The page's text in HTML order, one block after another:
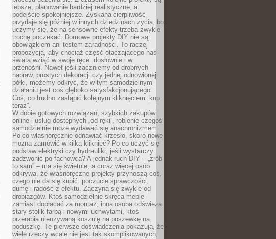
lepsze, planowanie bardziej realistyczne, a
podejście spokojniejsze. Zyskana cierpliwość
przydaje się później w innych dziedzinach życia, bo
uczymy się, że na sensowne efekty trzeba zwykle
trochę poczekać. Domowe projekty DIY nie są
obowiązkiem ani testem zaradności. To raczej
propozycja, aby chociaż część otaczającego nas
świata wziąć w swoje ręce: dosłownie i w
przenośni. Nawet jeśli zaczniemy od drobnych
napraw, prostych dekoracji czy jednej odnowionej
półki, możemy odkryć, że w tym samodzielnym
działaniu jest coś głęboko satysfakcjonującego.
Coś, co trudno zastąpić kolejnym kliknięciem „kup
teraz”.
W dobie gotowych rozwiązań, szybkich zakupów
online i usług dostępnych „od ręki”, robienie czegoś
samodzielnie może wydawać się anachronizmem.
Po co własnoręcznie odnawiać krzesło, skoro nowe
można zamówić w kilka kliknięć? Po co uczyć się
podstaw elektryki czy hydrauliki, jeśli wystarczy
zadzwonić po fachowca? A jednak ruch DIY – „zrób
to sam” – ma się świetnie, a coraz więcej osób
odkrywa, że własnoręczne projekty przynoszą coś,
czego nie da się kupić: poczucie sprawczości,
dumę i radość z efektu. Zaczyna się zwykle od
drobiazgów. Ktoś samodzielnie skręca meble
zamiast dopłacać za montaż, inna osoba odświeża
stary stolik farbą i nowymi uchwytami, ktoś
przerabia nieużywaną koszulę na poszewkę na
poduszkę. Te pierwsze doświadczenia pokazują, że
wiele rzeczy wcale nie jest tak skomplikowanych,